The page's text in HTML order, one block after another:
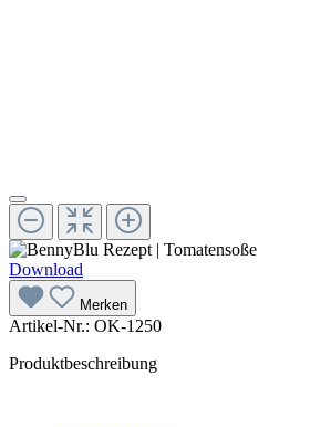
Download
Merken
Artikel-Nr.: OK-1250
Produktbeschreibung